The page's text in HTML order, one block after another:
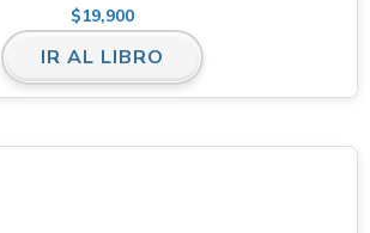
$19,900
IR AL LIBRO